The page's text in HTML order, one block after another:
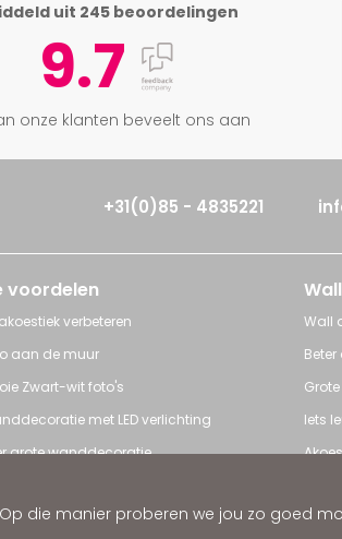
die manier proberen we jou zo goed
uit 245 beoordelingen
9.7
onze klanten beveelt ons aan
+31(0)85 - 4835221
voordelen
verbeteren
aan de muur
Zwart-wit foto's
met LED verlichting
grote wanddecoratie
Wall
Iets